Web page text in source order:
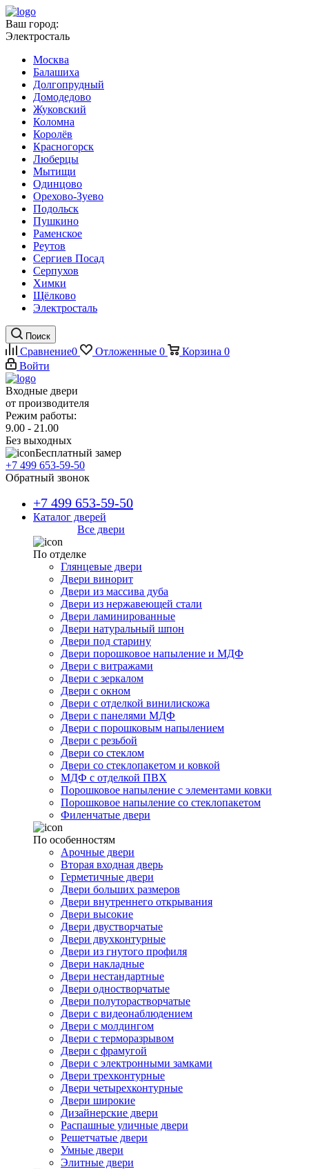
Ваш город:
Электросталь
Москва
Балашиха
Долгопрудный
Домодедово
Жуковский
Коломна
Королёв
Красногорск
Люберцы
Мытищи
Одинцово
Орехово-Зуево
Подольск
Пушкино
Раменское
Реутов
Сергиев Посад
Серпухов
Химки
Щёлково
Электросталь
Поиск
Сравнение0 Отложенные 0 Корзина 0
Войти
Входные двери
от производителя
Режим работы:
9.00 - 21.00
Без выходных
Бесплатный замер
+7 499 653-59-50
Обратный звонок
+7 499 653-59-50
Каталог дверей
Все двери
По отделке
Глянцевые двери
Двери винорит
Двери из массива дуба
Двери из нержавеющей стали
Двери ламинированные
Двери натуральный шпон
Двери под старину
Двери порошковое напыление и МДФ
Двери с витражами
Двери с зеркалом
Двери с окном
Двери с отделкой винилискожа
Двери с панелями МДФ
Двери с порошковым напылением
Двери с резьбой
Двери со стеклом
Двери со стеклопакетом и ковкой
МДФ с отделкой ПВХ
Порошковое напыление с элементами ковки
Порошковое напыление со стеклопакетом
Филенчатые двери
По особенностям
Арочные двери
Вторая входная дверь
Герметичные двери
Двери больших размеров
Двери внутреннего открывания
Двери высокие
Двери двустворчатые
Двери двухконтурные
Двери из гнутого профиля
Двери накладные
Двери нестандартные
Двери одностворчатые
Двери полуторастворчатые
Двери с видеонаблюдением
Двери с молдингом
Двери с терморазрывом
Двери с фрамугой
Двери с электронными замками
Двери трехконтурные
Двери четырехконтурные
Двери широкие
Дизайнерские двери
Распашные уличные двери
Решетчатые двери
Умные двери
Элитные двери